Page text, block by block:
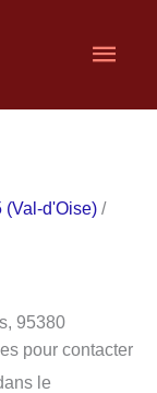
(Val-d'Oise) /
95380
pour contacter
le